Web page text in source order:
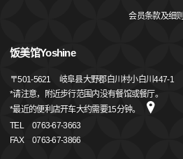
会员条款及细则
饭美馆Yoshine
〒501-5621
岐阜县大野郡白川村小白川447-1
*请注意，附近步行范围内没有餐馆或餐厅。
*最近的便利店开车大约需要15分钟。
TEL
0763-67-3663
FAX
0763-67-3866